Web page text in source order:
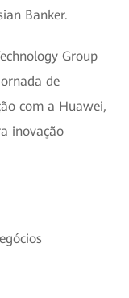
Banker.
Group
de
com a Huawei,
inovação